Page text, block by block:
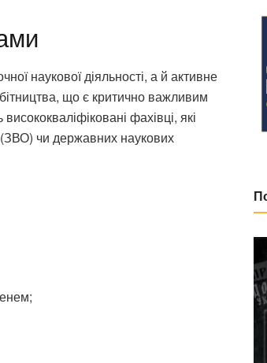
наукової діяльності, а й активне
що є критично важливим
фахівці, які
(ЗВО) чи державних наукових